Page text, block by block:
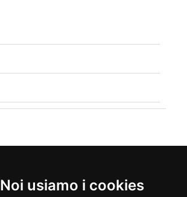
Noi usiamo i cookies